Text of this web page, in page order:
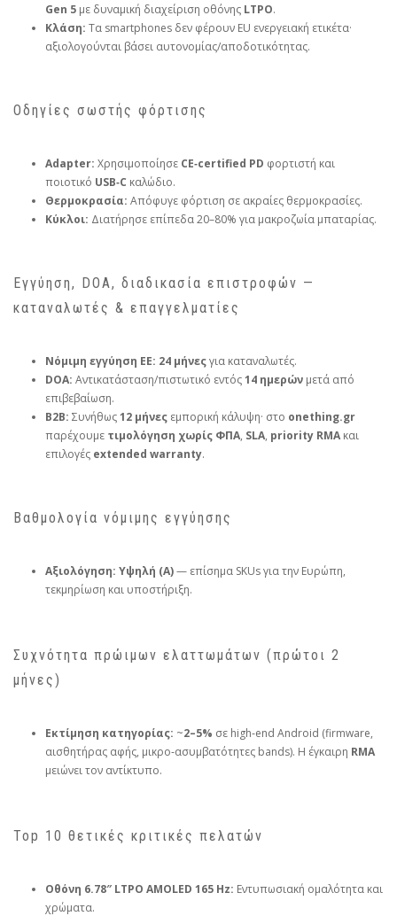
Gen 5 με δυναμική διαχείριση οθόνης LTPO.
Κλάση: Τα smartphones δεν φέρουν EU ενεργειακή ετικέτα·
αξιολογούνται βάσει αυτονομίας/αποδοτικότητας.
Οδηγίες σωστής φόρτισης
Adapter: Χρησιμοποίησε CE‑certified PD φορτιστή και
ποιοτικό USB‑C καλώδιο.
Θερμοκρασία: Απόφυγε φόρτιση σε ακραίες θερμοκρασίες.
Κύκλοι: Διατήρησε επίπεδα 20–80% για μακροζωία μπαταρίας.
Εγγύηση, DOA, διαδικασία επιστροφών —
καταναλωτές & επαγγελματίες
Νόμιμη εγγύηση ΕΕ: 24 μήνεςγια καταναλωτές.
DOA: Αντικατάσταση/πιστωτικό εντός14 ημερών μετά από
επιβεβαίωση.
B2B: Συνήθως12 μήνες εμπορική κάλυψη· στο onething.gr
παρέχουμε τιμολόγηση χωρίς ΦΠΑ, SLA, priority RMA και
επιλογές extended warranty.
Βαθμολογία νόμιμης εγγύησης
Αξιολόγηση: Υψηλή (A)— επίσημα SKUs για την Ευρώπη,
τεκμηρίωση και υποστήριξη.
Συχνότητα πρώιμων ελαττωμάτων (πρώτοι 2
μήνες)
Εκτίμηση κατηγορίας: ~2–5% σε high‑end Android (firmware,
αισθητήρας αφής, μικρο‑ασυμβατότητες bands). Η έγκαιρη RMA
μειώνει τον αντίκτυπο.
Top 10 θετικές κριτικές πελατών
Οθόνη 6.78″ LTPO AMOLED 165 Hz: Εντυπωσιακή ομαλότητα και
χρώματα.